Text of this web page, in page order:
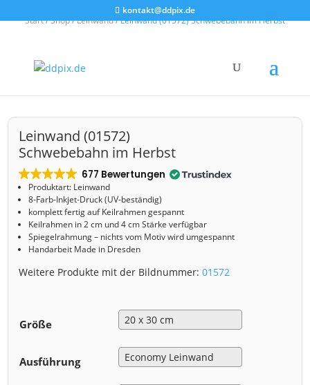
kontakt@ddpix.de
Start/Shop/Leinwand/ Leinwand (01572) Schwebebahn im Herbst
Leinwand (01572)
Schwebebahn im Herbst
677 Bewertungen
Produktart: Leinwand
8-Farb-Inkjet-Druck (UV-beständig)
komplett fertig auf Keilrahmen gespannt
Keilrahmen in 2 cm und 4 cm Stärke verfügbar
Spiegelrahmung – nichts vom Motiv wird umgespannt
Handarbeit Made in Dresden
Weitere Produkte mit der Bildnummer:01572
Größe
Ausführung